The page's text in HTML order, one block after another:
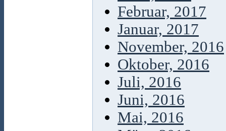
Februar, 2017
Januar, 2017
November, 2016
Oktober, 2016
Juli, 2016
Juni, 2016
Mai, 2016